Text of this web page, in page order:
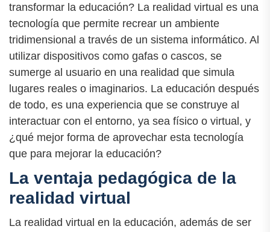
transformar la educación? La realidad virtual es una
tecnología que permite recrear un ambiente
tridimensional a través de un sistema informático. Al
utilizar dispositivos como gafas o cascos, se
sumerge al usuario en una realidad que simula
lugares reales o imaginarios. La educación después
de todo, es una experiencia que se construye al
interactuar con el entorno, ya sea físico o virtual, y
¿qué mejor forma de aprovechar esta tecnología
que para mejorar la educación?
La ventaja pedagógica de la
realidad virtual
La realidad virtual en la educación, además de ser